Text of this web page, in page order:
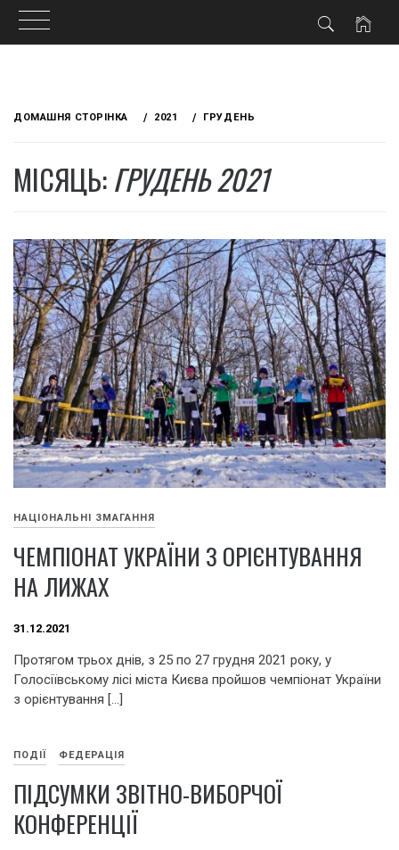
ДОМАШНЯ СТОРІНКА 2021 ГРУДЕНЬ
МІСЯЦЬ:ГРУДЕНЬ 2021
НАЦІОНАЛЬНІ ЗМАГАННЯ
ЧЕМПІОНАТ УКРАЇНИ З ОРІЄНТУВАННЯ
НА ЛИЖАХ
31.12.2021
Протягом трьох днів, з 25 по 27 грудня 2021 року, у
Голосіївському лісі міста Києва пройшов чемпіонат України
з орієнтування […]
ПОДІЇ ФЕДЕРАЦІЯ
ПІДСУМКИ ЗВІТНО-ВИБОРЧОЇ
КОНФЕРЕНЦІЇ